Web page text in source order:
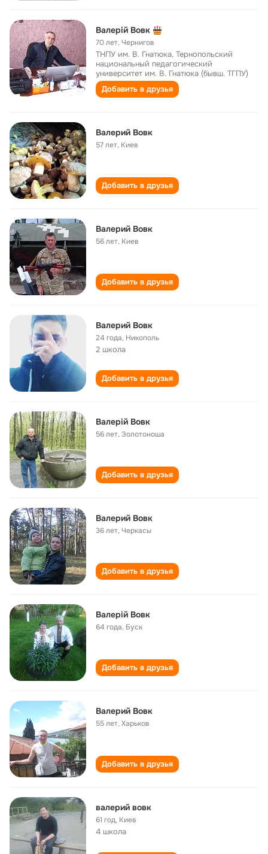
Валерій Вовк
70 лет,Чернигов
ТНПУ им. В. Гнатюка, Тернопольский
национальный педагогический
университет им. В. Гнатюка (бывш. ТГПУ)
Добавить в друзья
Валерий Вовк
57 лет, Киев
Добавить в друзья
Валерий Вовк
56 лет, Киев
Добавить в друзья
Валерий Вовк
24 года, Никополь
2 школа
Добавить в друзья
Валерій Вовк
56 лет,Золотоноша
Добавить в друзья
Валерий Вовк
36 лет,Черкасы
Добавить в друзья
Валерій Вовк
64 года, Буск
Добавить в друзья
Валерий Вовк
55 лет,Харьков
Добавить в друзья
валерий вовк
61 год, Киев
4 школа